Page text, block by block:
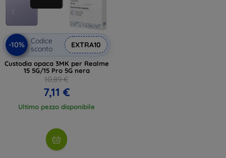
-10%
Codice
sconto
EXTRA10
Custodia opaca 3MK per Realme
15 5G/15 Pro 5G nera
10,89 €
7,11 €
Ultimo pezzo disponibile